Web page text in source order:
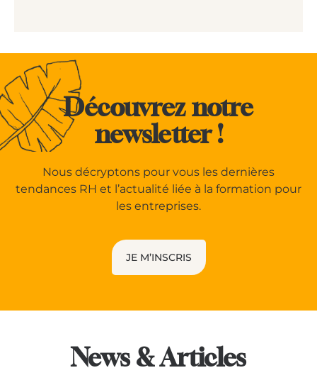
Découvrez notre
newsletter !
Nous décryptons pour vous les dernières
tendances RH et l’actualité liée à la formation pour
les entreprises.
JE M’INSCRIS
News & Articles